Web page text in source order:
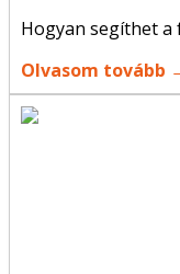
Hogyan segíthet a
Olvasom tovább